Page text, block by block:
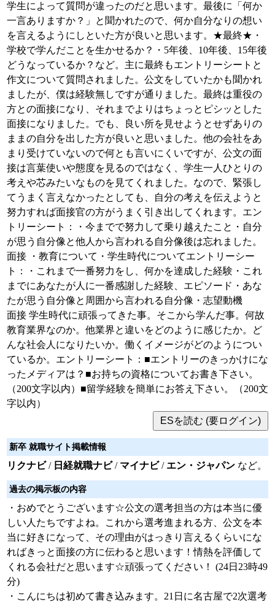
学生によって質問が違ったのだと思います。最後に「何か
一言ありますか？」と聞かれたので、何か自分なりの想い
を言えるようにしといた方が良いと思います。★最終★・
学校で学んだことを生かせるか？・5年後、10年後、15年後
どうなっているか？など。主に最終もエントリーシートと
作文について質問されました。公文をしていたかも聞かれ
ましたが、僕は経験無しですが通りました。最終は重役の
方との面接になり、それまでよりはちょっとピシッとした
面接になりました。でも、良い所を見せようとせずありの
ままの自分を出した方が良いと思いました。他の会社をあ
まり受けていないので何とも言いにくいですが、公文の面
接は言葉使いや態度を見るのではなく、学生一人ひとりの
考えや芯みたいなものを見てくれました。なので、緊張し
てうまく言えなかったとしても、自分の考えを伝えようと
努力すれば面接官の方がうまく引き出してくれます。エン
トリーシート：・今までで努力して乗り越えたこと・自分
が思う自分像と他人から言われる自分像後は忘れました。
面接 ・教育について・学生時代についてエントリーシー
ト：・これまで一番努力をし、何かを達成した経験・これ
までにあなたが人に一番感謝した経験、エピソード・あな
たが思う自分像と周囲から言われる自分像・志望動機
面接 学生時代に頑張ってきた事。そこから学んだ事。何故
教育業界なのか。他業界と違いをどのように感じたか。ど
んな社会人になりたいか。働くイメージがどのようについ
ているか。エントリーシート：■エントリーのきっかけにな
ったメディアは？■お持ちの資格についてお書き下さい。
（200文字以内）■留学経験を簡単にお答え下さい。（200文
字以内）
新卒 就職サイト掲載情報
リクナビ/ 日経就職ナビ/ マイナビ/ エン・ジャパン など。
過去の掲示板の内容
・おめでとうございます☆公文の選考担当の方は本当に優
しい人たちですよね。これから選考進まれる方、公文を本
当に好きになって、その理由がはっきり言えるくらいにな
ればきっと面接の方に伝わると思います！情熱を評価して
くれる会社だと思います☆頑張ってください！ (24日23時49
分)
・こんにちは初めて書き込みます。21日に名古屋で2次選考